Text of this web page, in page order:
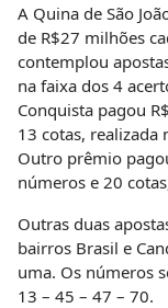
A Quina de São
de R$27 milhões
contemplou
na faixa dos 4
Conquista pagou
13 cotas, realizada
Outro prêmio
números e 20
Outras duas
bairros Brasil e
uma. Os números
13 – 45 – 47 – 70.